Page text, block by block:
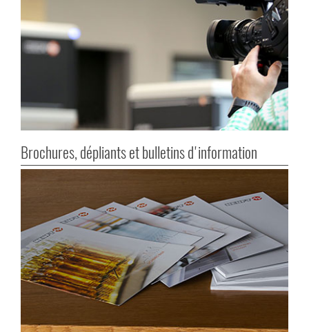
Brochures, dépliants et bulletins d'information